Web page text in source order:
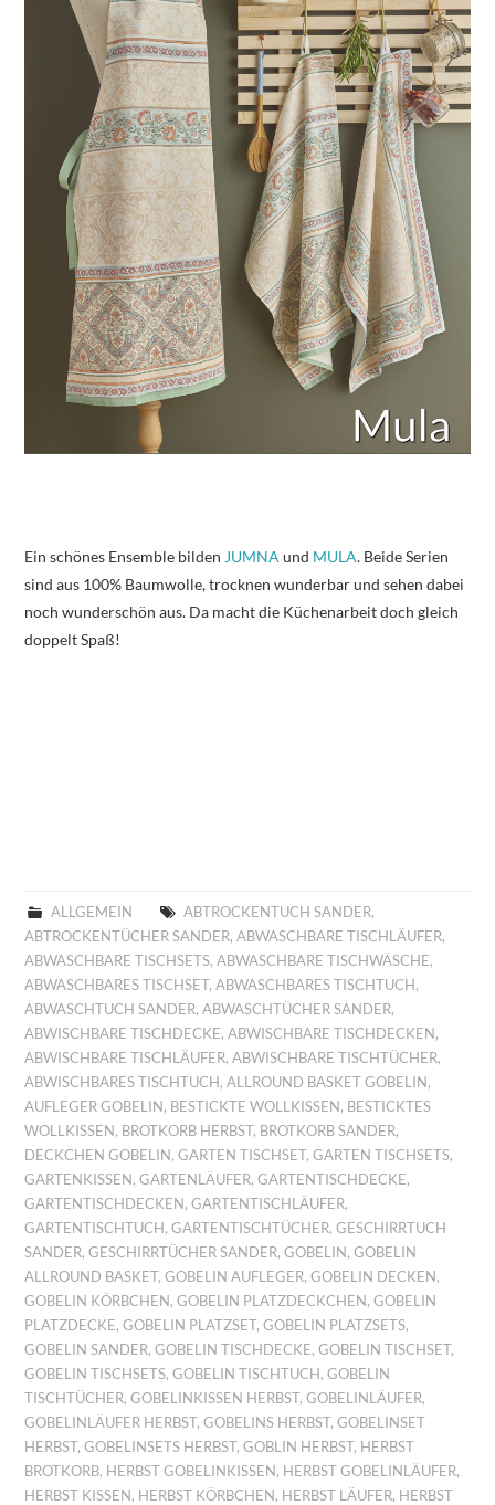
Ein schönes Ensemble bilden JUMNA und MULA. Beide Serien
sind aus 100% Baumwolle, trocknen wunderbar und sehen dabei
noch wunderschön aus. Da macht die Küchenarbeit doch gleich
doppelt Spaß!
ALLGEMEIN ABTROCKENTUCH SANDER,
ABTROCKENTÜCHER SANDER,ABWASCHBARE TISCHLÄUFER,
ABWASCHBARE TISCHSETS,ABWASCHBARE TISCHWÄSCHE,
ABWASCHBARES TISCHSET,ABWASCHBARES TISCHTUCH,
ABWASCHTUCH SANDER,ABWASCHTÜCHER SANDER,
ABWISCHBARE TISCHDECKE,ABWISCHBARE TISCHDECKEN,
ABWISCHBARE TISCHLÄUFER,ABWISCHBARE TISCHTÜCHER,
ABWISCHBARES TISCHTUCH,ALLROUND BASKET GOBELIN,
AUFLEGER GOBELIN, BESTICKTE WOLLKISSEN, BESTICKTES
WOLLKISSEN, BROTKORB HERBST, BROTKORB SANDER,
DECKCHEN GOBELIN,GARTEN TISCHSET,GARTEN TISCHSETS,
GARTENKISSEN,GARTENLÄUFER,GARTENTISCHDECKE,
GARTENTISCHDECKEN,GARTENTISCHLÄUFER,
GARTENTISCHTUCH,GARTENTISCHTÜCHER,GESCHIRRTUCH
SANDER,GESCHIRRTÜCHER SANDER,GOBELIN,GOBELIN
ALLROUND BASKET,GOBELIN AUFLEGER,GOBELIN DECKEN,
GOBELIN KÖRBCHEN,GOBELIN PLATZDECKCHEN,GOBELIN
PLATZDECKE,GOBELIN PLATZSET,GOBELIN PLATZSETS,
GOBELIN SANDER,GOBELIN TISCHDECKE,GOBELIN TISCHSET,
GOBELIN TISCHSETS,GOBELIN TISCHTUCH,GOBELIN
TISCHTÜCHER,GOBELINKISSEN HERBST,GOBELINLÄUFER,
GOBELINLÄUFER HERBST,GOBELINS HERBST,GOBELINSET
HERBST,GOBELINSETS HERBST,GOBLIN HERBST, HERBST
BROTKORB, HERBST GOBELINKISSEN, HERBST GOBELINLÄUFER,
HERBST KISSEN, HERBST KÖRBCHEN, HERBST LÄUFER, HERBST